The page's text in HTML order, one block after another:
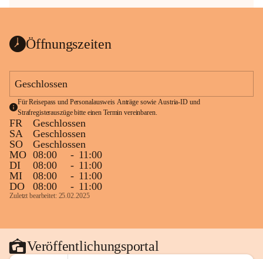
Öffnungszeiten
Geschlossen
Für Reisepass und Personalausweis Anträge sowie Austria-ID und
Strafregisterauszüge bitte einen Termin vereinbaren.
FR
Geschlossen
SA
Geschlossen
SO
Geschlossen
MO 08:00 - 11:00
DI
08:00 - 11:00
MI
08:00 - 11:00
DO
08:00 - 11:00
Zuletzt bearbeitet: 25.02.2025
Veröffentlichungsportal